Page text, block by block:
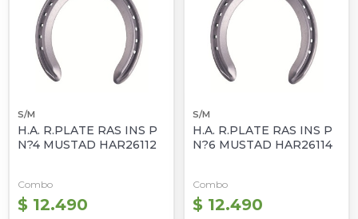
S/M
H.A. R.PLATE RAS INS P
N?4 MUSTAD HAR26112
Combo
$ 12.490
S/M
H.A. R.PLATE RAS INS P
N?6 MUSTAD HAR26114
Combo
$ 12.490